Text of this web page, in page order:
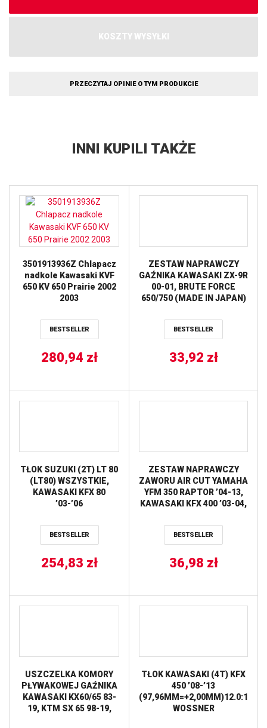
KOSZTY WYSYŁKI
PRZECZYTAJ OPINIE O TYM PRODUKCIE
INNI KUPILI TAKŻE
3501913936Z Chlapacz
nadkole Kawasaki KVF
650 KV 650 Prairie 2002
2003
BESTSELLER
280,94 zł
ZESTAW NAPRAWCZY
GAŹNIKA KAWASAKI ZX-9R
00-01, BRUTE FORCE
650/750 (MADE IN JAPAN)
BESTSELLER
33,92 zł
TŁOK SUZUKI (2T) LT 80
(LT80) WSZYSTKIE,
KAWASAKI KFX 80
’03-’06
WOSSNER
BESTSELLER
254,83 zł
ZESTAW NAPRAWCZY
ZAWORU AIR CUT YAMAHA
YFM 350 RAPTOR ’04-13,
KAWASAKI KFX 400 ’03-04,
(MADE IN JAPAN)
TOURMAX
BESTSELLER
36,98 zł
USZCZELKA KOMORY
PŁYWAKOWEJ GAŹNIKA
KAWASAKI KX60/65 83-
19, KTM SX 65 98-19,
TŁOK KAWASAKI (4T) KFX
450 ’08-’13
(97,96MM=+2,00MM)12.0:1
WOSSNER